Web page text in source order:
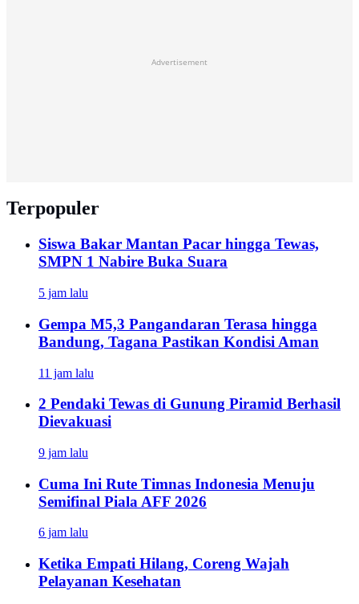
Advertisement
Terpopuler
Siswa Bakar Mantan Pacar hingga Tewas,
SMPN 1 Nabire Buka Suara
5 jam lalu
Gempa M5,3 Pangandaran Terasa hingga
Bandung, Tagana Pastikan Kondisi Aman
11 jam lalu
2 Pendaki Tewas di Gunung Piramid Berhasil
Dievakuasi
9 jam lalu
Cuma Ini Rute Timnas Indonesia Menuju
Semifinal Piala AFF 2026
6 jam lalu
Ketika Empati Hilang, Coreng Wajah
Pelayanan Kesehatan